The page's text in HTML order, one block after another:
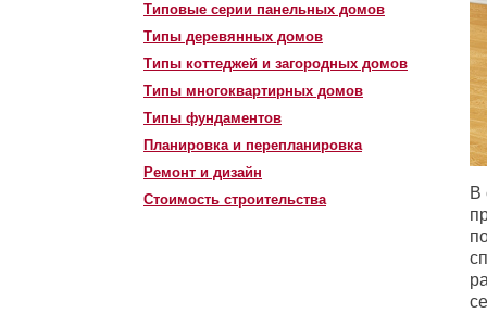
Типовые серии панельных домов
Типы деревянных домов
Типы коттеджей и загородных домов
Типы многоквартирных домов
Типы фундаментов
Планировка и перепланировка
Ремонт и дизайн
Стоимость строительства
В